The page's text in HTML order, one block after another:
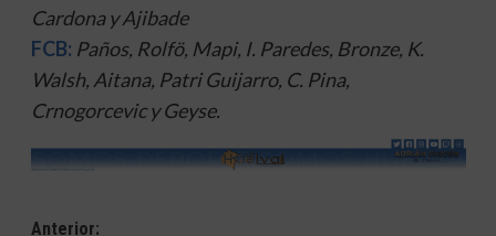
Cardona y Ajibade
FCB: Paños, Rolfö, Mapi, I. Paredes, Bronze, K.
Walsh, Aitana, Patri Guijarro, C. Pina,
Crnogorcevic y Geyse.
Anterior: